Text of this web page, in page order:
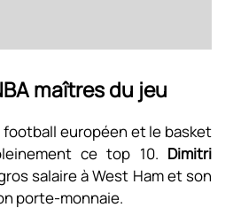
maîtres du jeu
football européen et le basket
ce top 10. Dimitri
salaire à West Ham et son
porte-monnaie.